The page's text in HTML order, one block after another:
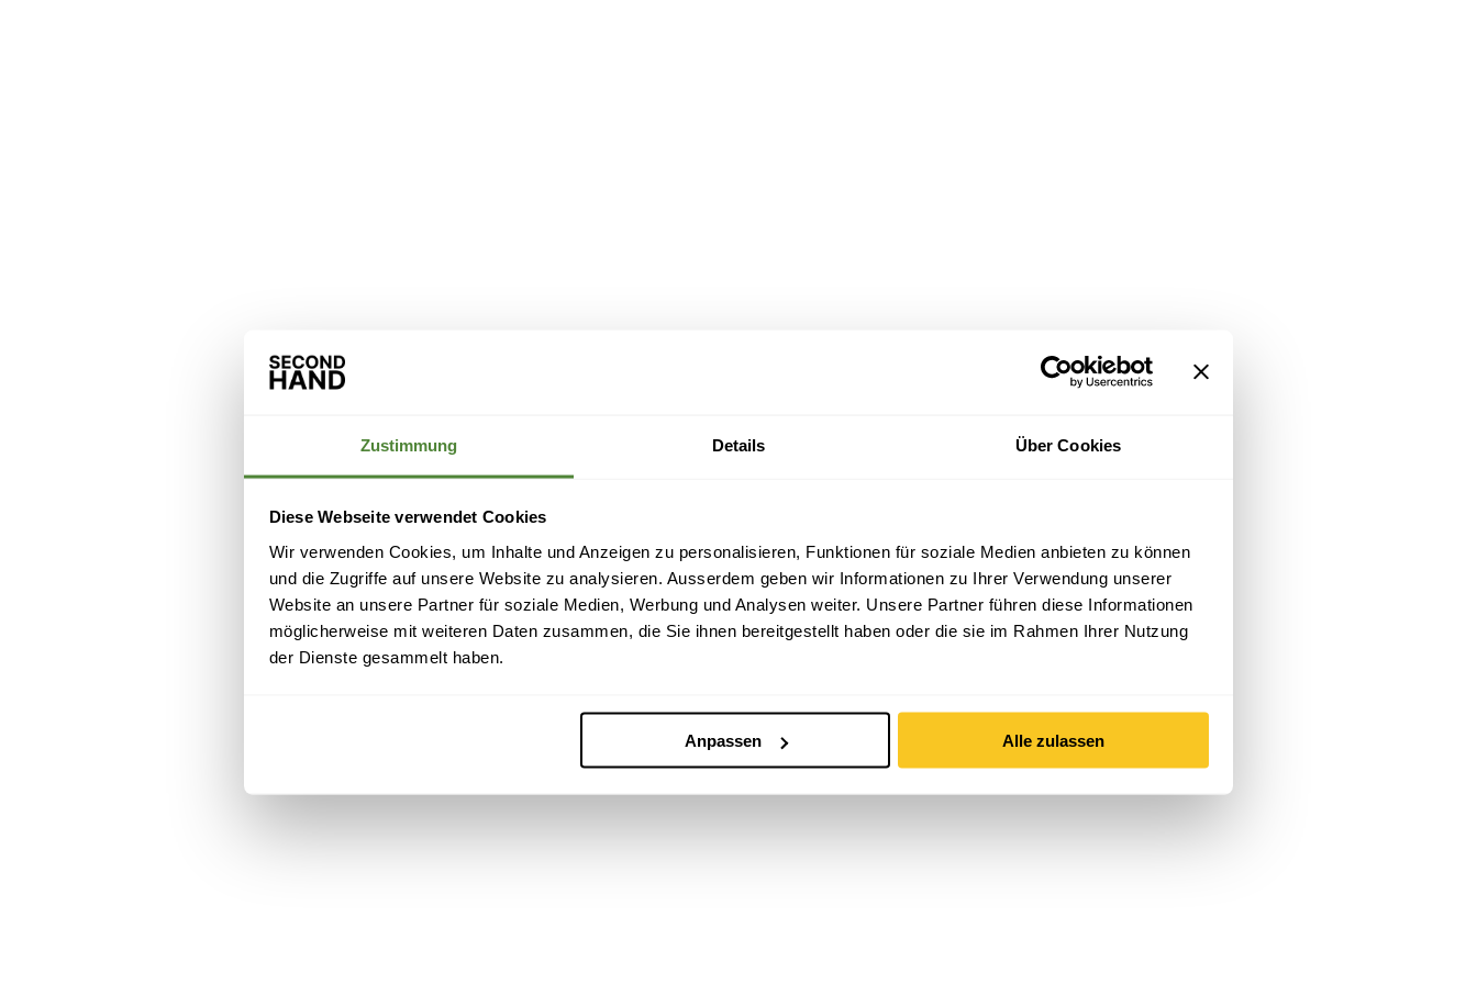
Zustimmung Details Über Cookies
Diese Webseite verwendet Cookies
Wir verwenden Cookies, um Inhalte und Anzeigen zu personalisieren, Funktionen für soziale Medien anbieten zu können
und die Zugriffe auf unsere Website zu analysieren. Ausserdem geben wir Informationen zu Ihrer Verwendung unserer
Website an unsere Partner für soziale Medien, Werbung und Analysen weiter. Unsere Partner führen diese Informationen
möglicherweise mit weiteren Daten zusammen, die Sie ihnen bereitgestellt haben oder die sie im Rahmen Ihrer Nutzung
der Dienste gesammelt haben.
Anpassen Alle zulassen